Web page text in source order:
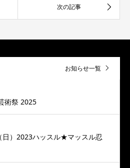
お知らせ一覧
術祭 2025
日）2023ハッスル★マッスル忍